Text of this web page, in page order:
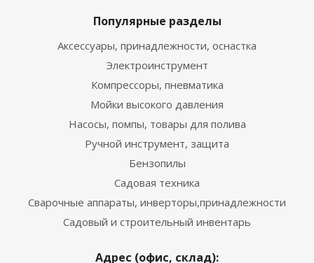
Популярные разделы
Аксессуары, принадлежности, оснастка
Электроинструмент
Компрессоры, пневматика
Мойки высокого давления
Насосы, помпы, товары для полива
Ручной инструмент, защита
Бензопилы
Садовая техника
Сварочные аппараты, инверторы,принадлежности
Садовый и строительный инвентарь
Адрес (офис, склад):